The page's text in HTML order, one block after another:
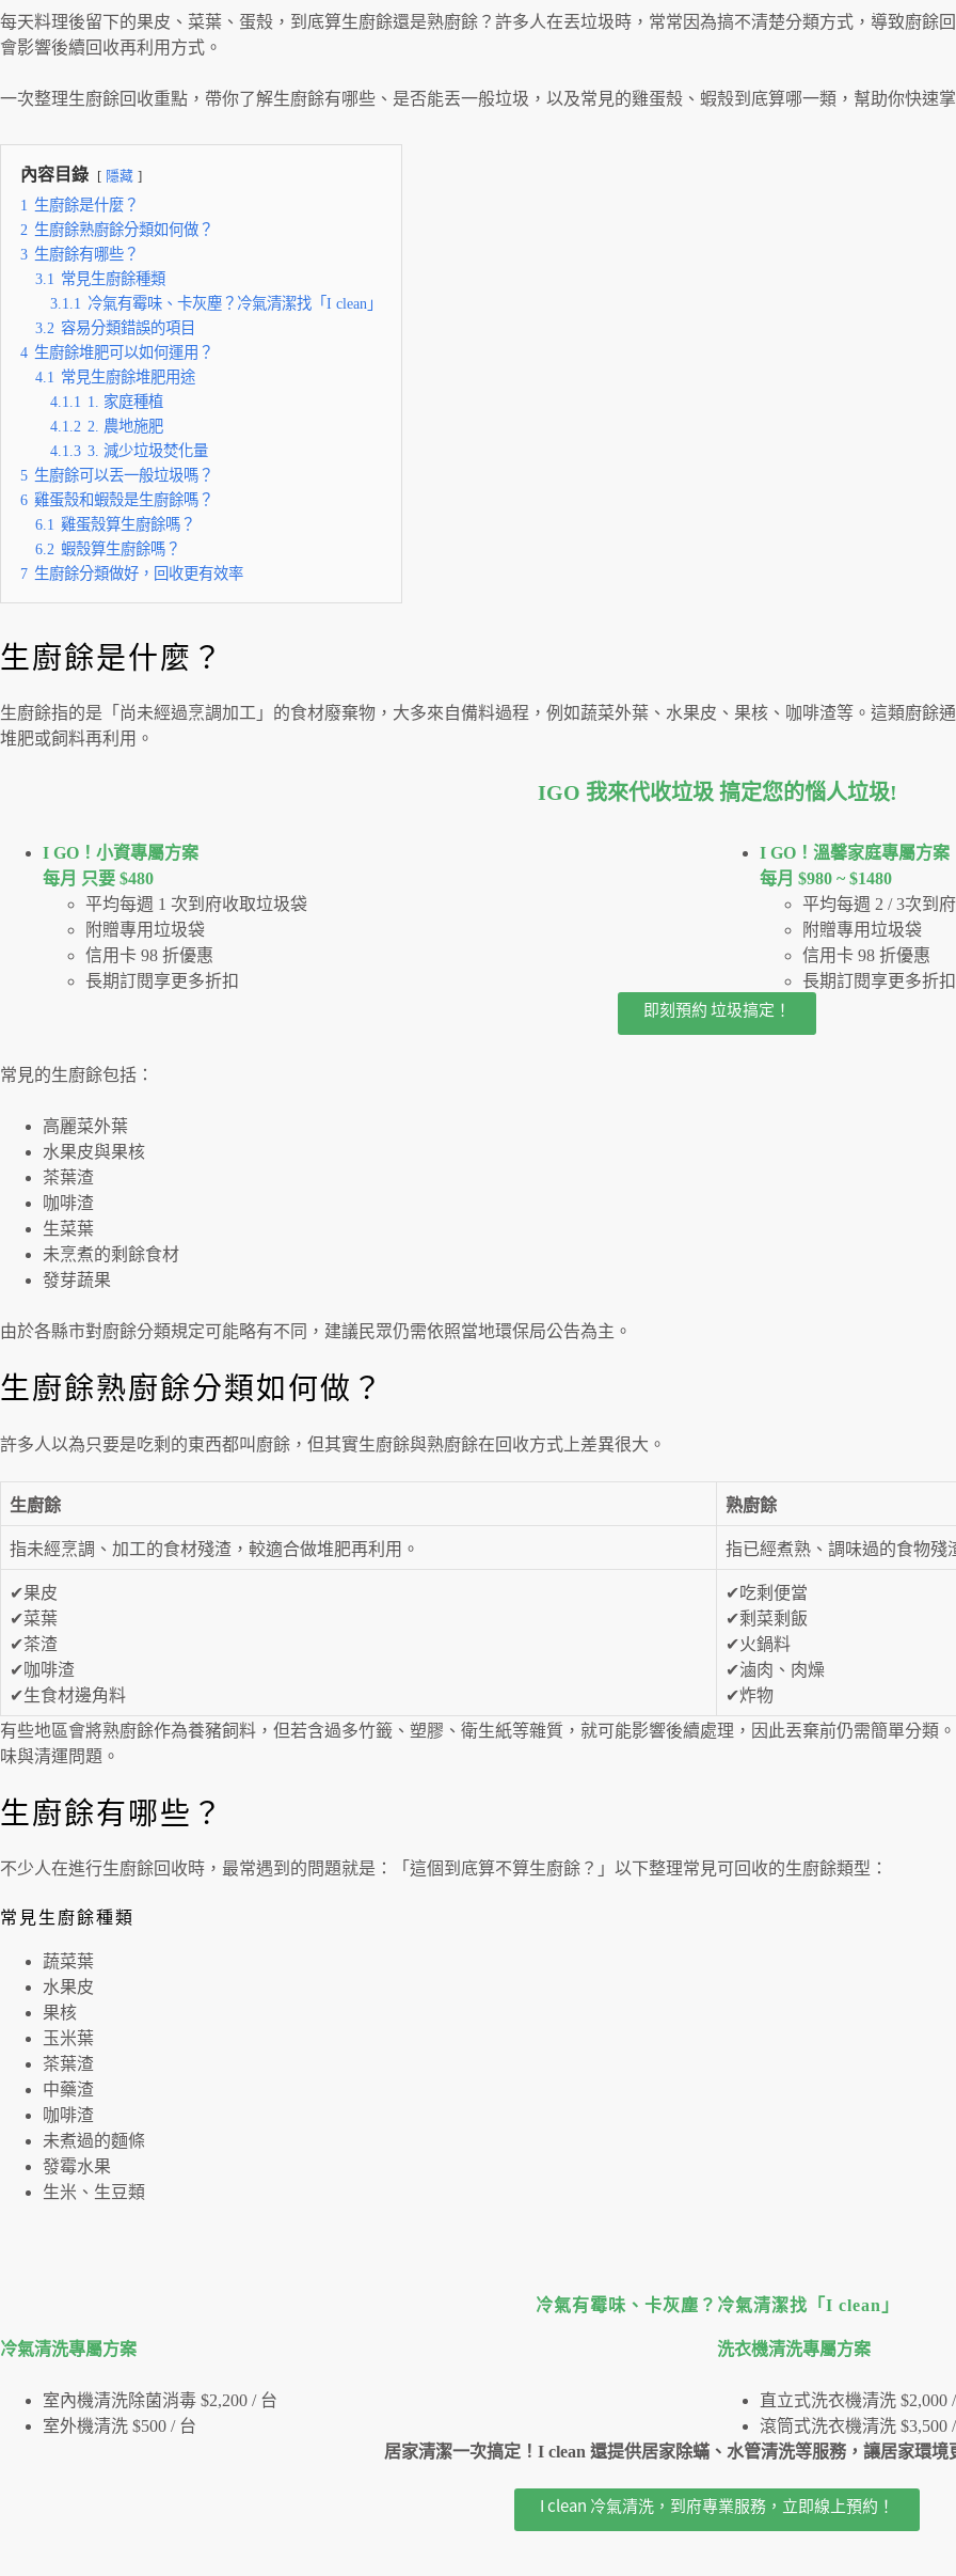
每天料理後留下的果皮、菜葉、蛋殼，到底算生廚餘還是熟廚餘？許多人在丟垃圾時，常常因為搞不清楚分類方式，導致廚餘
會影響後續回收再利用方式。
一次整理生廚餘回收重點，帶你了解生廚餘有哪些、是否能丟一般垃圾，以及常見的雞蛋殼、蝦殼到底算哪一類，幫助你快速
內容目錄 隱藏
1 生廚餘是什麼？
2 生廚餘熟廚餘分類如何做？
3 生廚餘有哪些？
3.1 常見生廚餘種類
3.1.1 冷氣有霉味、卡灰塵？冷氣清潔找「I clean」
3.2 容易分類錯誤的項目
4 生廚餘堆肥可以如何運用？
4.1 常見生廚餘堆肥用途
4.1.1 1. 家庭種植
4.1.2 2. 農地施肥
4.1.3 3. 減少垃圾焚化量
5 生廚餘可以丟一般垃圾嗎？
6 雞蛋殼和蝦殼是生廚餘嗎？
6.1 雞蛋殼算生廚餘嗎？
6.2 蝦殼算生廚餘嗎？
7 生廚餘分類做好，回收更有效率
生廚餘是什麼？
生廚餘指的是「尚未經過烹調加工」的食材廢棄物，大多來自備料過程，例如蔬菜外葉、水果皮、果核、咖啡渣等。這類廚餘
堆肥或飼料再利用。
IGO 我來代收垃圾 搞定您的惱人垃圾!
I GO！⼩資專屬⽅案
每月 只要 $480
平均每週 1 次到府收取垃圾袋
附贈專用垃圾袋
信用卡 98 折優惠
長期訂閱享更多折扣
I GO！溫馨家庭專屬方案
每月 $980 ~ $1480
平均每週 2 / 3次到
附贈專用垃圾袋
信用卡 98 折優惠
長期訂閱享更多折扣
即刻預約 垃圾搞定！
常見的生廚餘包括：
高麗菜外葉
水果皮與果核
茶葉渣
咖啡渣
生菜葉
未烹煮的剩餘食材
發芽蔬果
由於各縣市對廚餘分類規定可能略有不同，建議民眾仍需依照當地環保局公告為主。
生廚餘熟廚餘分類如何做？
許多人以為只要是吃剩的東西都叫廚餘，但其實生廚餘與熟廚餘在回收方式上差異很大。
生廚餘 熟廚餘
指未經烹調、加工的食材殘渣，較適合做堆肥再利用。 指已經煮熟、調味過的食物殘
✔果皮
✔菜葉
✔茶渣
✔咖啡渣
✔生食材邊角料
✔吃剩便當
✔剩菜剩飯
✔火鍋料
✔滷肉、肉燥
✔炸物
有些地區會將熟廚餘作為養豬飼料，但若含過多竹籤、塑膠、衛生紙等雜質，就可能影響後續處理，因此丟棄前仍需簡單分類
味與清運問題。
生廚餘有哪些？
不少人在進行生廚餘回收時，最常遇到的問題就是：「這個到底算不算生廚餘？」以下整理常見可回收的生廚餘類型：
常見生廚餘種類
蔬菜葉
水果皮
果核
玉米葉
茶葉渣
中藥渣
咖啡渣
未煮過的麵條
發霉水果
生米、生豆類
冷氣有霉味、卡灰塵？冷氣清潔找「I clean」
冷氣清洗專屬⽅案
室內機清洗除菌消毒 $2,200 / 台
室外機清洗 $500 / 台
洗衣機清洗專屬⽅案
直立式洗衣機清洗 $2,000
滾筒式洗衣機清洗 $3,500
居家清潔一次搞定！I clean 還提供居家除蟎、水管清洗等服務，讓居家環境
I clean 冷氣清洗，到府專業服務，立即線上預約！